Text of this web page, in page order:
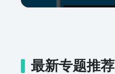
最新专题推荐